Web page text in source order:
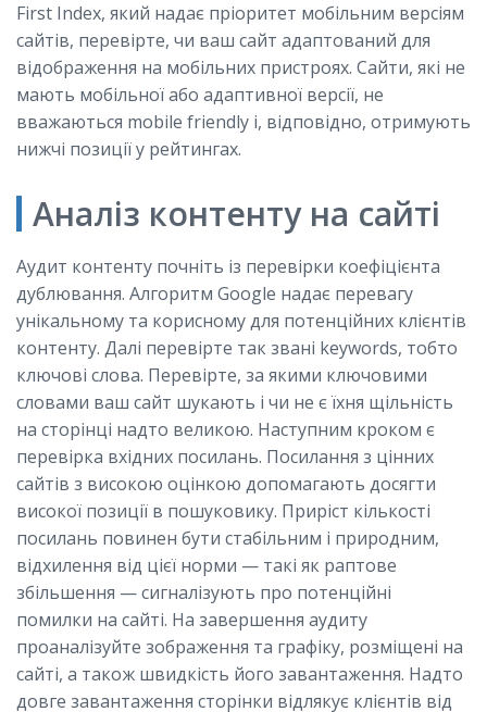
First Index, який надає пріоритет мобільним версіям
сайтів, перевірте, чи ваш сайт адаптований для
відображення на мобільних пристроях. Сайти, які не
мають мобільної або адаптивної версії, не
вважаються mobile friendly і, відповідно, отримують
нижчі позиції у рейтингах.
Аналіз контенту на сайті
Аудит контенту почніть із перевірки коефіцієнта
дублювання. Алгоритм Google надає перевагу
унікальному та корисному для потенційних клієнтів
контенту. Далі перевірте так звані keywords, тобто
ключові слова. Перевірте, за якими ключовими
словами ваш сайт шукають і чи не є їхня щільність
на сторінці надто великою. Наступним кроком є
перевірка вхідних посилань. Посилання з цінних
сайтів з високою оцінкою допомагають досягти
високої позиції в пошуковику. Приріст кількості
посилань повинен бути стабільним і природним,
відхилення від цієї норми — такі як раптове
збільшення — сигналізують про потенційні
помилки на сайті. На завершення аудиту
проаналізуйте зображення та графіку, розміщені на
сайті, а також швидкість його завантаження. Надто
довге завантаження сторінки відлякує клієнтів від